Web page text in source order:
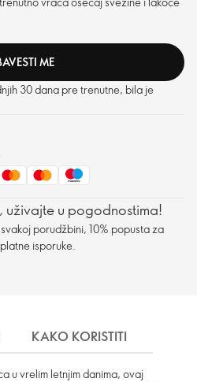
ME
30 dana pre trenutne, bila je
uživajte u pogodnostima!
porudžbini, 10% popusta za
isporuke.
KAKO KORISTITI
u vrelim letnjim danima, ovaj